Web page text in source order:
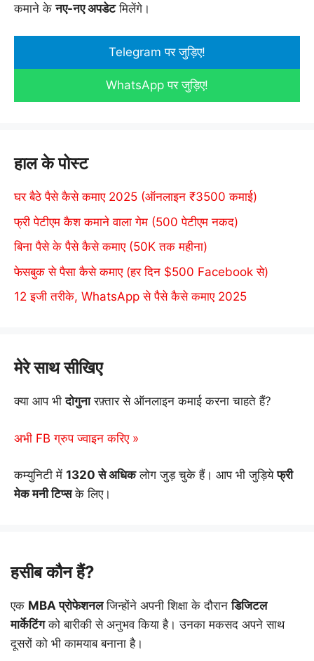
कमाने केनए-नए अपडेटमिलेंगे।
Telegram पर जुड़िए!
WhatsApp पर जुड़िए!
हाल के पोस्ट
घर बैठे पैसे कैसे कमाए 2025 (ऑनलाइन ₹3500 कमाई)
फ्री पेटीएम कैश कमाने वाला गेम (500 पेटीएम नकद)
बिना पैसे के पैसे कैसे कमाए (50K तक महीना)
फेसबुक से पैसा कैसे कमाए (हर दिन $500 Facebook से)
12 इजी तरीके, WhatsApp से पैसे कैसे कमाए 2025
मेरे साथ सीखिए
क्या आप भीदोगुनारफ़्तार से ऑनलाइन कमाई करना चाहते हैं?
अभी FB ग्रुप ज्वाइन करिए »
कम्युनिटी में 1320 से अधिकलोग जुड़ चुके हैं। आप भी जुड़ियेफ्री
मेक मनी टिप्सके लिए।
हसीब कौन हैं?
एक MBA प्रोफेशनलजिन्होंने अपनी शिक्षा के दौरानडिजिटल
मार्केटिंगको बारीकी से अनुभव किया है। उनका मकसद अपने साथ
दूसरों को भी कामयाब बनाना है।